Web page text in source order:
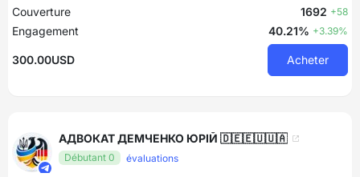
Couverture 1692 +58
Engagement 40.21% +3.39%
300.00USD Acheter
АДВОКАТ ДЕМЧЕНКО ЮРІЙ 🇩🇪🇪🇺🇺🇦
Débutant 0 évaluations